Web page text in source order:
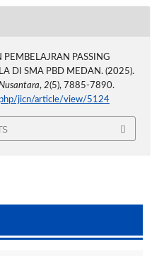
PASSING
DI SMA PBD MEDAN. (2025).
, 2(5), 7885-7890.
jicn/article/view/5124